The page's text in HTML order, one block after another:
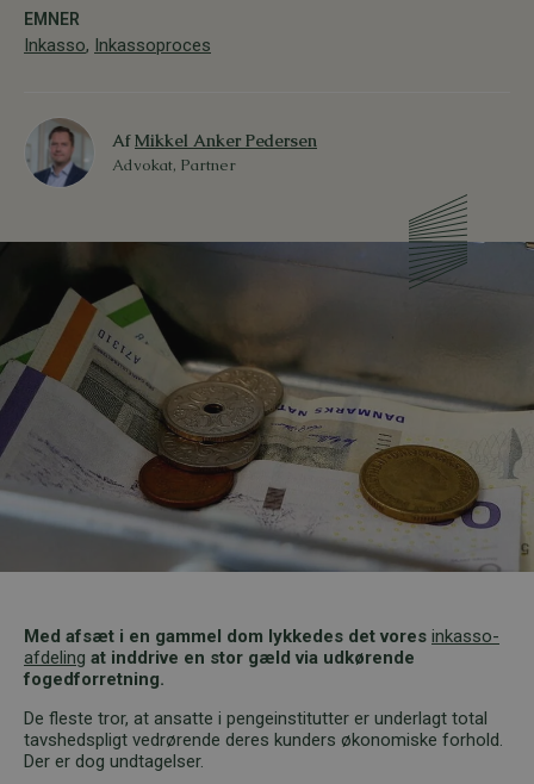
EMNER
Inkasso, Inkassoproces
AfMikkel Anker Pedersen
Advokat, Partner
Med afsæt i en gammel dom lykkedes det vores inkasso-
afdeling at inddrive en stor gæld via udkørende
fogedforretning.
De fleste tror, at ansatte i pengeinstitutter er underlagt total
tavshedspligt vedrørende deres kunders økonomiske forhold.
Der er dog undtagelser.